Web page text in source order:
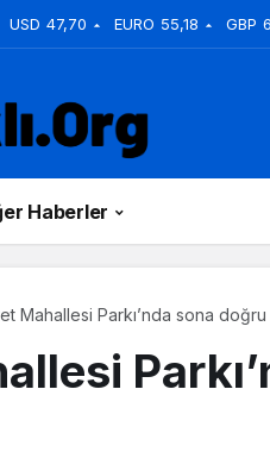
USD 47,70 EURO 55,18 GBP
Haberler
Mahallesi Parkı’nda sona doğru